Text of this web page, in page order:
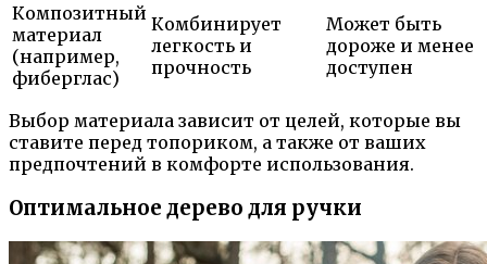
Композитный
материал
(например,
фиберглас)
Комбинирует
легкость и
прочность
Может быть
дороже и менее
доступен
Выбор материала зависит от целей, которые вы
ставите перед топориком, а также от ваших
предпочтений в комфорте использования.
Оптимальное дерево для ручки